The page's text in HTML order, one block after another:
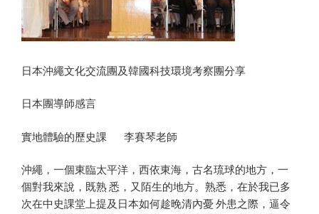
日本沖繩文化交流團及韓國科技環境考察團分享
日本團導師感言
實地體驗的歷史課 李賽琴老師
沖繩，一個東臨太平洋，西依東海，古名琉球的地方，一
個對我來說，既熟 悉，又陌生的地方。熟悉，在於我已多
次在中史課堂上提及日本如何趁晚清內憂 外患之際，逼令